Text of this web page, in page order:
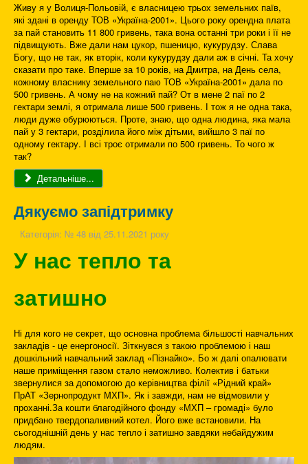
Живу я у Волиця-Польовій, є власницею трьох земельних паїв,
які здані в оренду ТОВ «Україна-2001». Цього року орендна плата
за пай становить 11 800 гривень, така вона останні три роки і її не
підвищують. Вже дали нам цукор, пшеницю, кукурудзу. Слава
Богу, що не так, як вторік, коли кукурудзу дали аж в січні. Та хочу
сказати про таке. Вперше за 10 років, на Дмитра, на День села,
кожному власнику земельного паю ТОВ «Україна-2001» дала по
500 гривень. А чому не на кожний пай? От в мене 2 паї по 2
гектари землі, я отримала лише 500 гривень. І тож я не одна така,
люди дуже обурюються. Проте, знаю, що одна людина, яка мала
пай у 3 гектари, розділила його між дітьми, вийшло 3 паї по
одному гектару. І всі троє отримали по 500 гривень. То чого ж
так?
Детальніше...
Дякуємо запідтримку
Категорія: № 48 від 25.11.2021 року
У нас тепло та
затишно
Ні для кого не секрет, що основна проблема більшості навчальних
закладів - це енергоносії. Зіткнувся з такою проблемою і наш
дошкільний навчальний заклад «Пізнайко». Бо ж далі опалювати
наше приміщення газом стало неможливо. Колектив і батьки
звернулися за допомогою до керівництва філії «Рідний край»
ПрАТ «Зернопродукт МХП». Як і завжди, нам не відмовили у
проханні.За кошти благодійного фонду «МХП – громаді» було
придбано твердопаливний котел. Його вже встановили. На
сьогоднішній день у нас тепло і затишно завдяки небайдужим
людям.